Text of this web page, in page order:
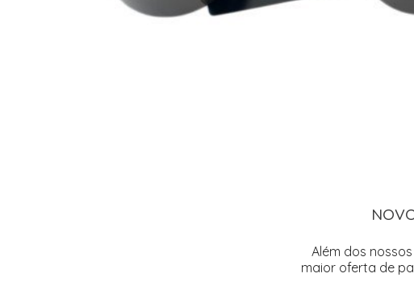
Além dos
maior oferta de